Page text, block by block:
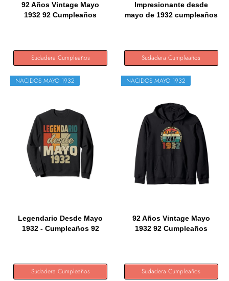
92 Años Vintage Mayo
1932 92 Cumpleaños
Sudadera Cumpleaños
Impresionante desde
mayo de 1932 cumpleaños
Sudadera Cumpleaños
NACIDOS MAYO 1932
Legendario Desde Mayo
1932 - Cumpleaños 92
Sudadera Cumpleaños
NACIDOS MAYO 1932
92 Años Vintage Mayo
1932 92 Cumpleaños
Sudadera Cumpleaños